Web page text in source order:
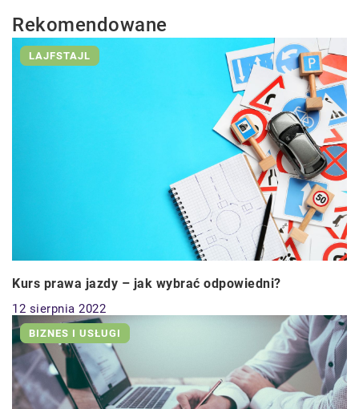
Rekomendowane
LAJFSTAJL
Kurs prawa jazdy – jak wybrać odpowiedni?
12 sierpnia 2022
BIZNES I USŁUGI